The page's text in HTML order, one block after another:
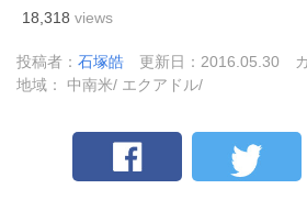
18,318 views
投稿者： 石塚皓 更新日：2016.05.30
地域： 中南米/ エクアドル/